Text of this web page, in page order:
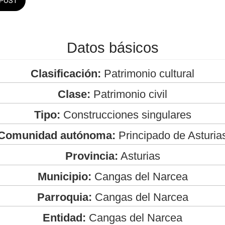
Datos básicos
Clasificación: Patrimonio cultural
Clase: Patrimonio civil
Tipo: Construcciones singulares
autónoma: Principado de
Provincia: Asturias
Municipio: Cangas del Narcea
Parroquia: Cangas del Narcea
Entidad: Cangas del Narcea